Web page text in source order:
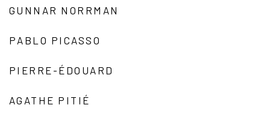
GUNNAR NORRMAN
PABLO PICASSO
PIERRE-ÉDOUARD
AGATHE PITIÉ